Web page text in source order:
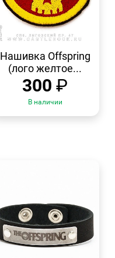
ПРОСМОТР
Нашивка Offspring
(лого желтое...
300 ₽
В наличии